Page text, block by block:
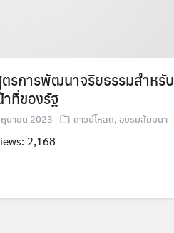
รการพัฒนาจริยธรรมสำหรับ
าที่ของรัฐ
นายน 2023 ดาวน์โหลด, อบรมสัมมนา
2,168